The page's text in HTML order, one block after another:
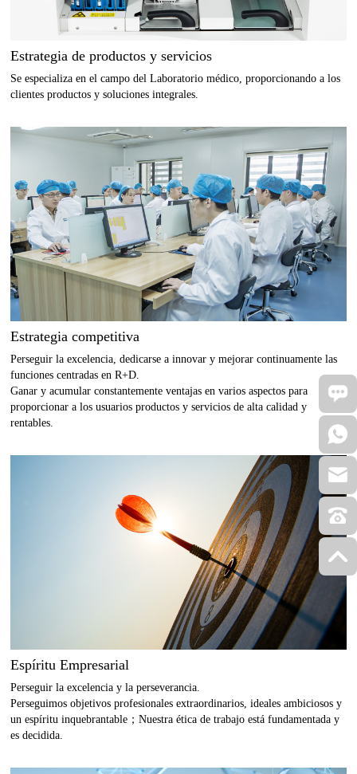
Estrategia de productos y servicios
Se especializa en el campo del Laboratorio médico, proporcionando a los
clientes productos y soluciones integrales.
Estrategia competitiva
Perseguir la excelencia, dedicarse a innovar y mejorar continuamente las
funciones centradas en R+D.
Ganar y acumular constantemente ventajas en varios aspectos para
proporcionar a los usuarios productos y servicios de alta calidad y
rentables.
Espíritu Empresarial
Perseguir la excelencia y la perseverancia.
Perseguimos objetivos profesionales extraordinarios, ideales ambiciosos y
un espíritu inquebrantable；Nuestra ética de trabajo está fundamentada y
es decidida.